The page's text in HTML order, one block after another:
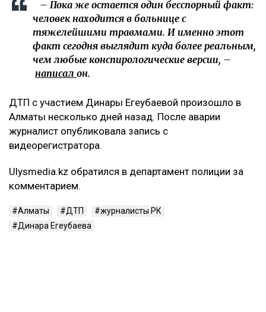
– Пока же остается один бесспорный факт:
человек находится в больнице с
тяжелейшими травмами. И именно этот
факт сегодня выглядит куда более реальным,
чем любые конспирологические версии, –
написал он.
ДТП с участием Динары Егеубаевой произошло в
Алматы несколько дней назад. После аварии
журналист опубликовала запись с
видеорегистратора.
Ulysmedia.kz обратился в департамент полиции за
комментарием.
Алматы ДТП
журналисты РК
Динара Егеубаева